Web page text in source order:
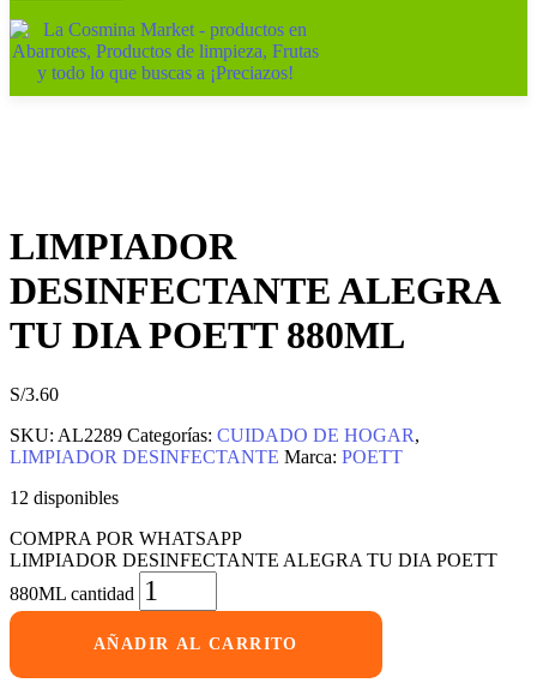
LIMPIADOR
DESINFECTANTE ALEGRA
TU DIA POETT 880ML
S/3.60
SKU: AL2289 Categorías: CUIDADO DE HOGAR,
LIMPIADOR DESINFECTANTE Marca: POETT
12 disponibles
COMPRA POR WHATSAPP
LIMPIADOR DESINFECTANTE ALEGRA TU DIA POETT
880ML cantidad
AÑADIR AL CARRITO